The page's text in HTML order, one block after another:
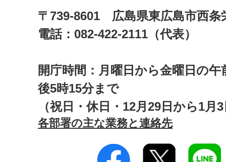
〒739-8601 広島県東広島市西
電話：082-422-2111（代表）
開庁時間：月曜日から金曜日の午
後5時15分まで
（祝日・休日・12月29日から1月
各部署の主な業務と連絡先